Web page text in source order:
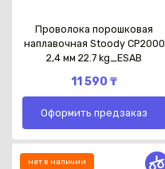
Проволока порошковая
наплавочная Stoody CP2000
2,4 мм 22.7 kg_ESAB
11 590 ₸
Оформить предзаказ
нет в наличии